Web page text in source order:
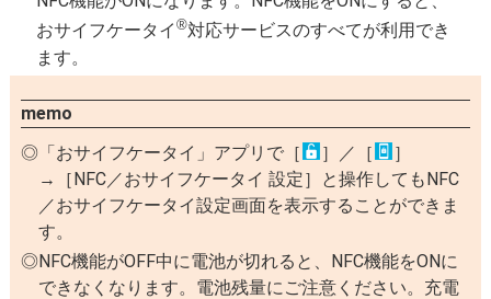
おサイフケータイ ®対応サービスのすべてが利用でき
ます。
memo
「おサイフケータイ」アプリで［
］／［
］
→［NFC／おサイフケータイ 設定］と操作してもNFC
／おサイフケータイ設定画面を表示することができま
す。
NFC機能がOFF中に電池が切れると、NFC機能をONに
できなくなります。電池残量にご注意ください。充電